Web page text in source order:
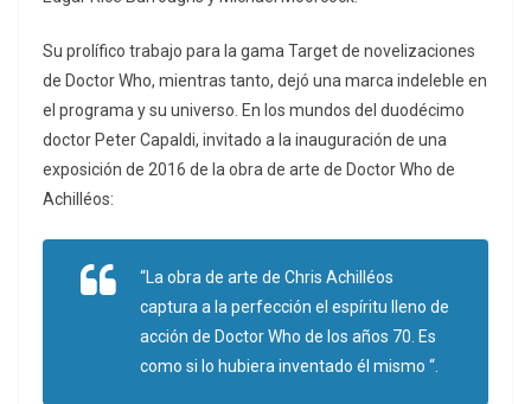
Su prolífico trabajo para la gama Target de novelizaciones
de Doctor Who, mientras tanto, dejó una marca indeleble en
el programa y su universo. En los mundos del duodécimo
doctor Peter Capaldi, invitado a la inauguración de una
exposición de 2016 de la obra de arte de Doctor Who de
Achilléos:
“La obra de arte de Chris Achilléos
captura a la perfección el espíritu lleno de
acción de Doctor Who de los años 70. Es
como si lo hubiera inventado él mismo “.